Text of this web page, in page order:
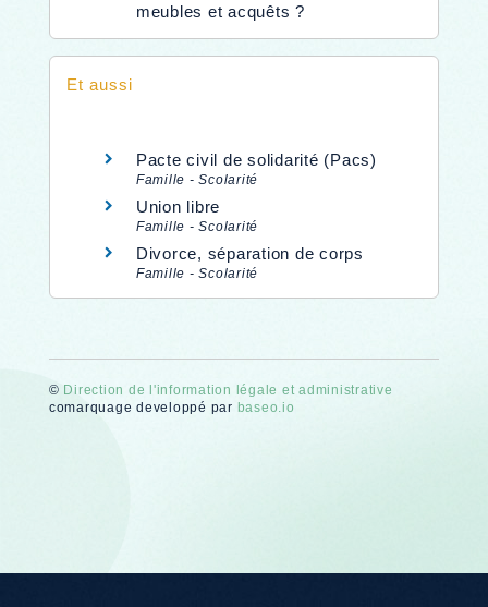
meubles et acquêts ?
Et aussi
Pacte civil de solidarité (Pacs)
Famille - Scolarité
Union libre
Famille - Scolarité
Divorce, séparation de corps
Famille - Scolarité
© Direction de l'information légale et administrative
comarquage developpé par baseo.io